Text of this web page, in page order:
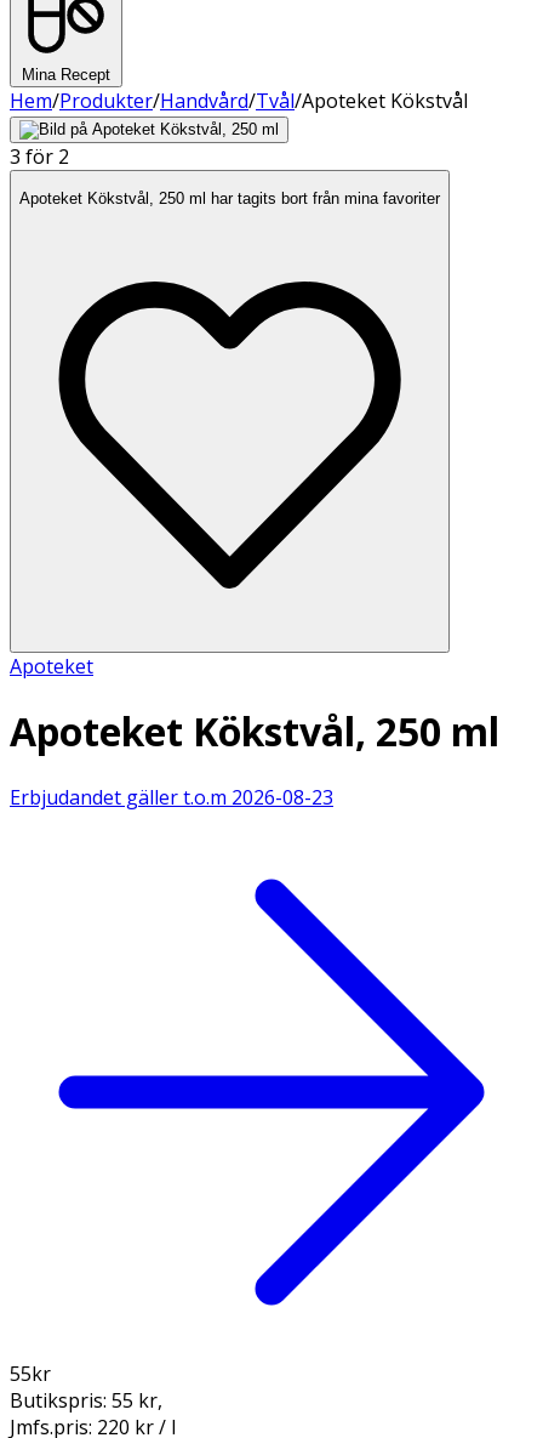
Mina Recept
Hem/Produkter/Handvård/Tvål/Apoteket Kökstvål
3 för 2
Apoteket Kökstvål, 250 ml har tagits bort från mina favoriter
Apoteket
Apoteket Kökstvål, 250 ml
Erbjudandet gäller t.o.m 2026-08-23
55kr
Butikspris: 55 kr,
Jmfs.pris: 220 kr / l